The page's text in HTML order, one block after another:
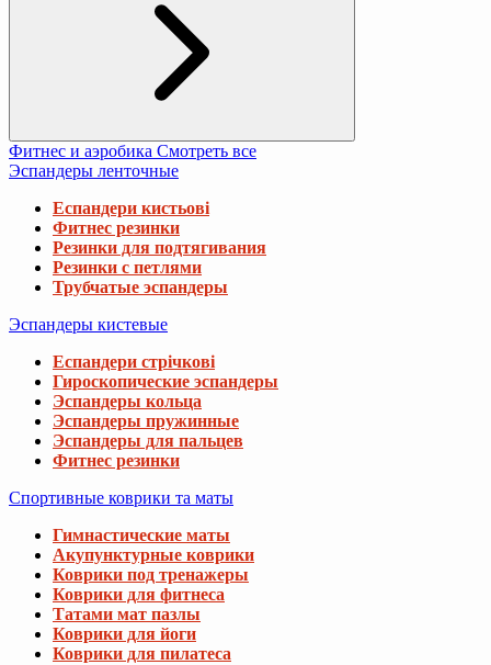
Фитнес и аэробика Смотреть все
Эспандеры ленточные
Еспандери кистьові
Фитнес резинки
Резинки для подтягивания
Резинки с петлями
Трубчатые эспандеры
Эспандеры кистевые
Еспандери стрічкові
Гироскопические эспандеры
Эспандеры кольца
Эспандеры пружинные
Эспандеры для пальцев
Фитнес резинки
Спортивные коврики та маты
Гимнастические маты
Акупунктурные коврики
Коврики под тренажеры
Коврики для фитнеса
Татами мат пазлы
Коврики для йоги
Коврики для пилатеса